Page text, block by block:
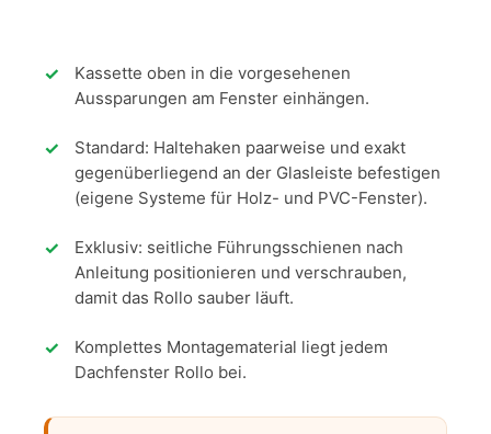
Kassette oben in die vorgesehenen
Aussparungen am Fenster einhängen.
Standard: Haltehaken paarweise und exakt
gegenüberliegend an der Glasleiste befestigen
(eigene Systeme für Holz- und PVC-Fenster).
Exklusiv: seitliche Führungsschienen nach
Anleitung positionieren und verschrauben,
damit das Rollo sauber läuft.
Komplettes Montagematerial liegt jedem
Dachfenster Rollo bei.